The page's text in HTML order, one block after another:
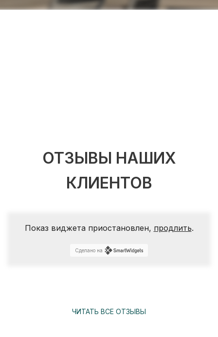
ОТЗЫВЫ НАШИХ
КЛИЕНТОВ
Показ виджета приостановлен, продлить.
Сделано на
ЧИТАТЬ ВСЕ ОТЗЫВЫ